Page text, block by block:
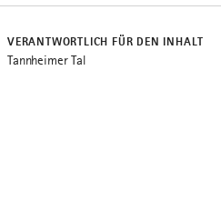
VERANTWORTLICH FÜR DEN INHALT
Tannheimer Tal